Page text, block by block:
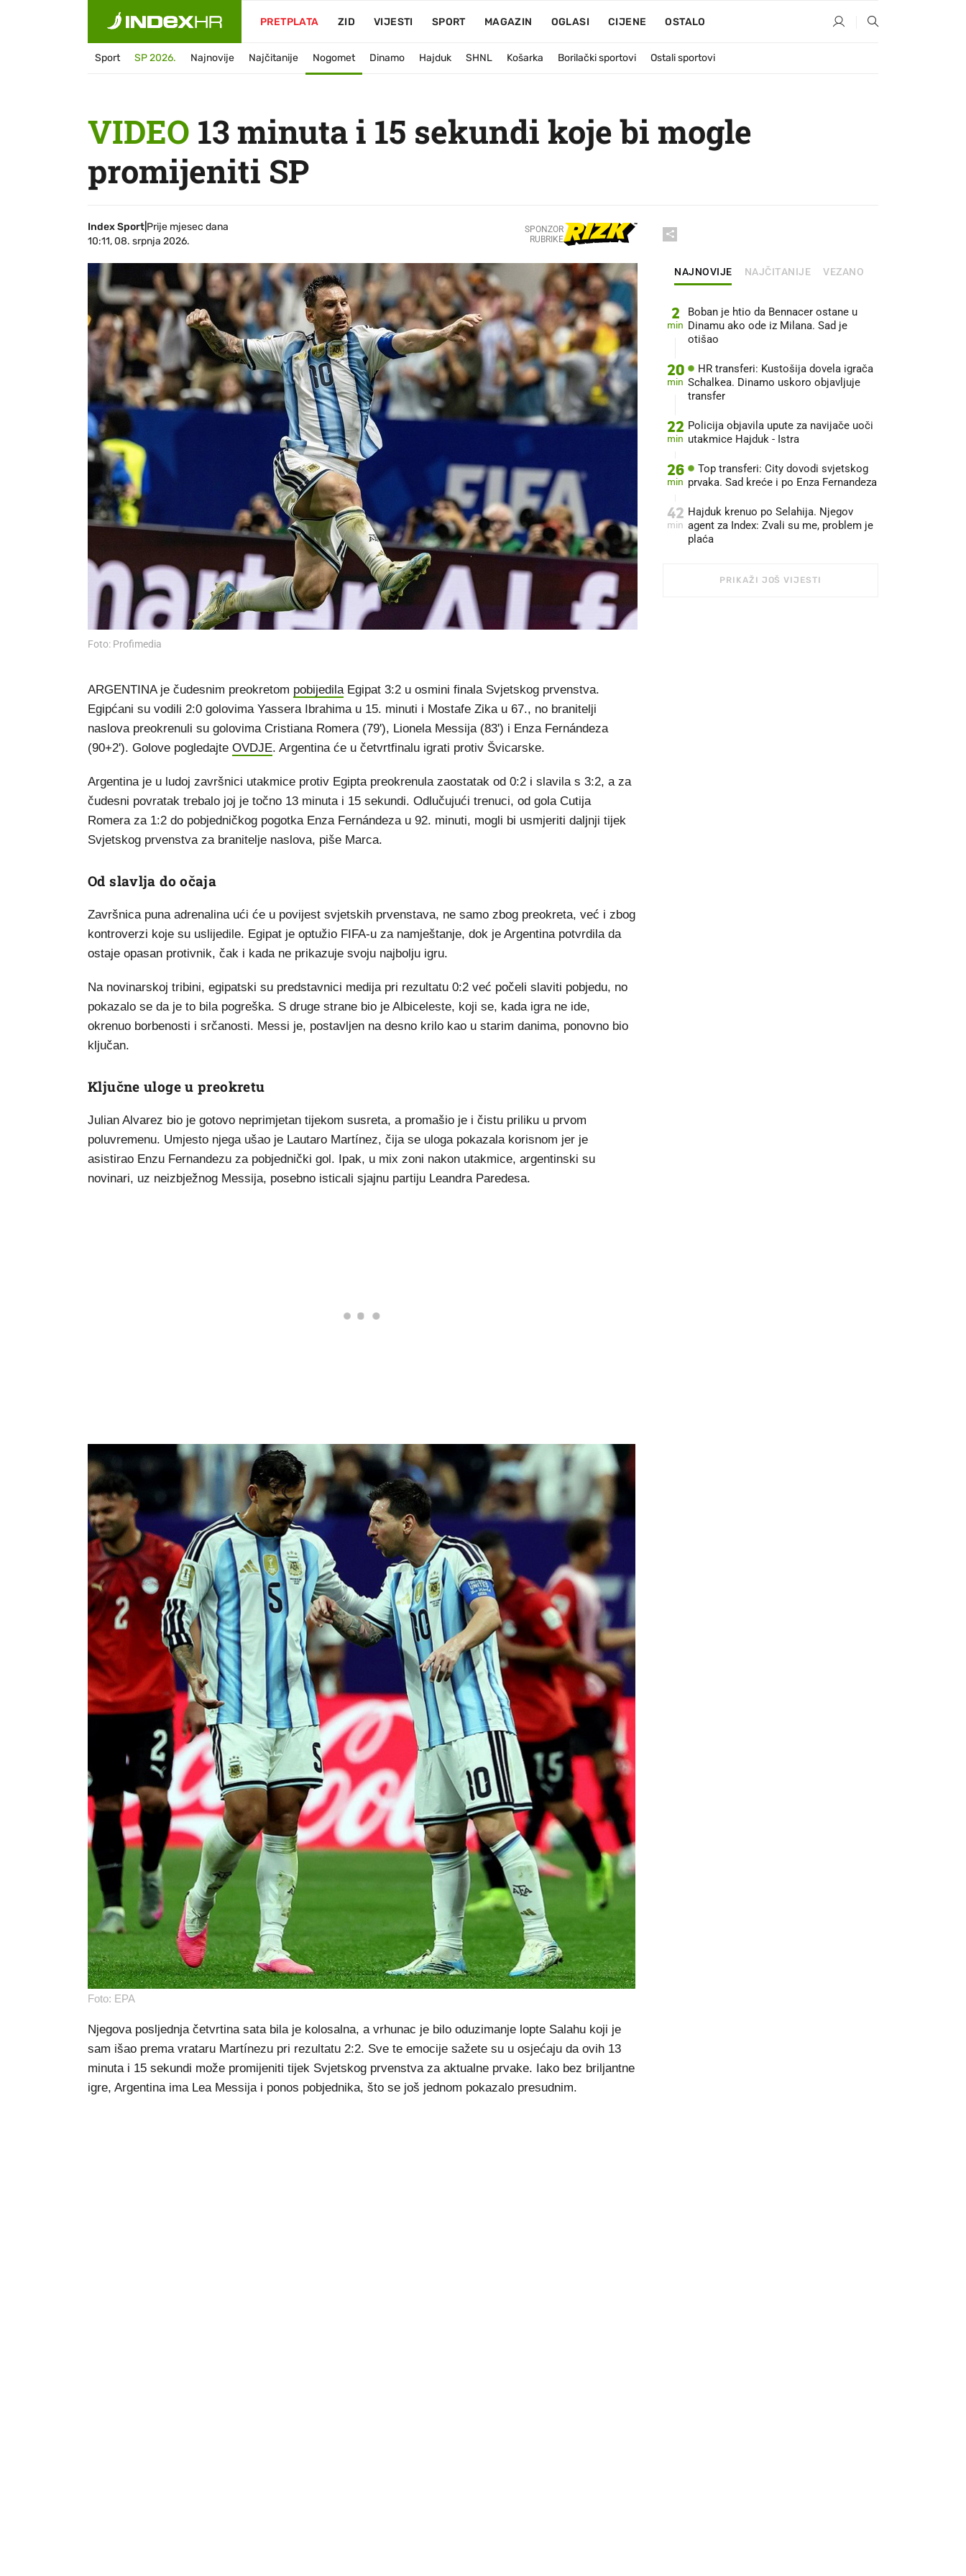
PRETPLATA ZID VIJESTI SPORT MAGAZIN OGLASI CIJENE OSTALO
Sport SP 2026. Najnovije Najčitanije Nogomet Dinamo Hajduk SHNL Košarka Borilački sportovi Ostali sportovi
VIDEO 13 minuta i 15 sekundi koje bi mogle
promijeniti SP
Index Sport
Prije mjesec dana
10:11, 08. srpnja 2026.
SPONZOR
RUBRIKE
Foto: Profimedia
ARGENTINA je čudesnim preokretom pobijedilaEgipat 3:2 u osmini finala Svjetskog prvenstva.
Egipćani su vodili 2:0 golovima Yassera Ibrahima u 15. minuti i Mostafe Zika u 67., no branitelji
naslova preokrenuli su golovima Cristiana Romera (79'), Lionela Messija (83') i Enza Fernándeza
(90+2'). Golove pogledajte OVDJE. Argentina će u četvrtfinalu igrati protiv Švicarske.
Argentina je u ludoj završnici utakmice protiv Egipta preokrenula zaostatak od 0:2 i slavila s 3:2, a za
čudesni povratak trebalo joj je točno 13 minuta i 15 sekundi. Odlučujući trenuci, od gola Cutija
Romera za 1:2 do pobjedničkog pogotka Enza Fernándeza u 92. minuti, mogli bi usmjeriti daljnji tijek
Svjetskog prvenstva za branitelje naslova, piše Marca.
Od slavlja do očaja
Završnica puna adrenalina ući će u povijest svjetskih prvenstava, ne samo zbog preokreta, već i zbog
kontroverzi koje su uslijedile. Egipat je optužio FIFA-u za namještanje, dok je Argentina potvrdila da
ostaje opasan protivnik, čak i kada ne prikazuje svoju najbolju igru.
Na novinarskoj tribini, egipatski su predstavnici medija pri rezultatu 0:2 već počeli slaviti pobjedu, no
pokazalo se da je to bila pogreška. S druge strane bio je Albiceleste, koji se, kada igra ne ide,
okrenuo borbenosti i srčanosti. Messi je, postavljen na desno krilo kao u starim danima, ponovno bio
ključan.
Ključne uloge u preokretu
Julian Alvarez bio je gotovo neprimjetan tijekom susreta, a promašio je i čistu priliku u prvom
poluvremenu. Umjesto njega ušao je Lautaro Martínez, čija se uloga pokazala korisnom jer je
asistirao Enzu Fernandezu za pobjednički gol. Ipak, u mix zoni nakon utakmice, argentinski su
novinari, uz neizbježnog Messija, posebno isticali sjajnu partiju Leandra Paredesa.
Foto: EPA
Njegova posljednja četvrtina sata bila je kolosalna, a vrhunac je bilo oduzimanje lopte Salahu koji je
sam išao prema vrataru Martínezu pri rezultatu 2:2. Sve te emocije sažete su u osjećaju da ovih 13
minuta i 15 sekundi može promijeniti tijek Svjetskog prvenstva za aktualne prvake. Iako bez briljantne
igre, Argentina ima Lea Messija i ponos pobjednika, što se još jednom pokazalo presudnim.
NAJNOVIJE NAJČITANIJE VEZANO
2
min
Boban je htio da Bennacer ostane u
Dinamu ako ode iz Milana. Sad je
otišao
20
min
HR transferi: Kustošija dovela igrača
Schalkea. Dinamo uskoro objavljuje
transfer
22
min
Policija objavila upute za navijače uoči
utakmice Hajduk - Istra
26
min
Top transferi: City dovodi svjetskog
prvaka. Sad kreće i po Enza Fernandeza
42
min
Hajduk krenuo po Selahija. Njegov
agent za Index: Zvali su me, problem je
plaća
PRIKAŽI JOŠ VIJESTI